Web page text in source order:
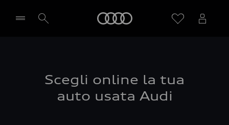
Scegli online la tua
auto usata Audi